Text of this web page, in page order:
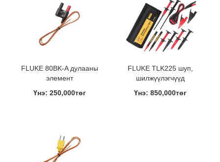
FLUKE 80BK-A дулааны
элемент
Үнэ: 250,000төг
FLUKE TLK225 шуп,
шилжүүлэгчүүд
Үнэ: 850,000төг